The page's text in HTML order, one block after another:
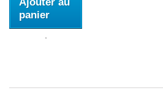
panier